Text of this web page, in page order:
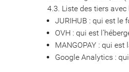
4.3. Liste des tiers
JURIHUB : qui est le
OVH : qui est
MANGOPAY : qui
Google Analytics :